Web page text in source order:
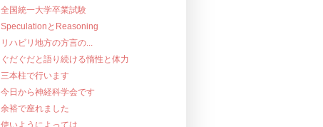
全国統一大学卒業試験
SpeculationとReasoning
リハビリ地方の方言の...
ぐだぐだと語り続ける惰性と体力
三本柱で行います
今日から神経科学会です
余裕で座れました